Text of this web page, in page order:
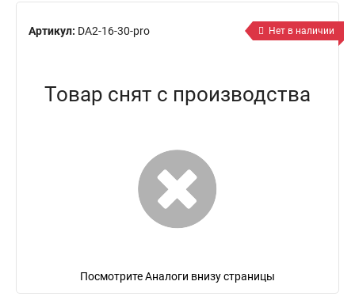
Артикул: DA2-16-30-pro Нет в наличии
Товар снят с производства
Посмотрите Аналоги внизу страницы